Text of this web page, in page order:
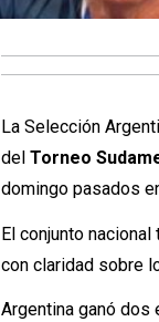
La Selección
delTorneo
domingo pasados
El conjunto
con claridad sobre
Argentina ganó dos